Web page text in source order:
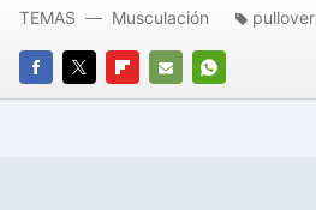
FACEBOOK
TWITTERFLIPBOARD
E-
WHATSAPP
TEMAS Musculación pullover